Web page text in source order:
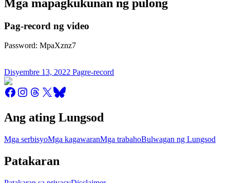
Mga mapagkukunan ng pulong
Pag-record ng video
Password: MpaXznz7
Disyembre 13, 2022 Pagre-record
Ang ating Lungsod
Mga serbisyoMga kagawaranMga trabahoBulwagan ng Lungsod
Patakaran